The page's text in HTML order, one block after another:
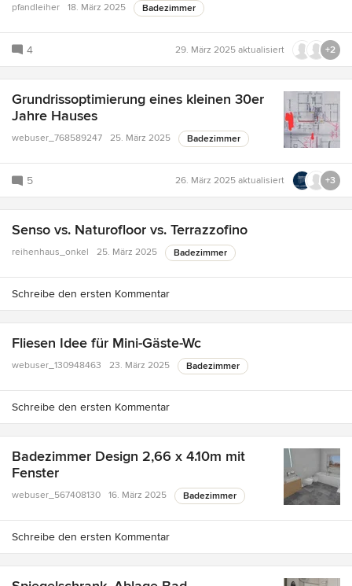
pfandleiher 18. März 2025 Badezimmer
4 29. März 2025 aktualisiert +2
Grundrissoptimierung eines kleinen 30er
Jahre Hauses
webuser_768589247 25. März 2025 Badezimmer
5 26. März 2025 aktualisiert +3
Senso vs. Naturofloor vs. Terrazzofino
reihenhaus_onkel 25. März 2025 Badezimmer
Schreibe den ersten Kommentar
Fliesen Idee für Mini-Gäste-Wc
webuser_130948463 23. März 2025 Badezimmer
Schreibe den ersten Kommentar
Badezimmer Design 2,66 x 4.10m mit
Fenster
webuser_567408130 16. März 2025 Badezimmer
Schreibe den ersten Kommentar